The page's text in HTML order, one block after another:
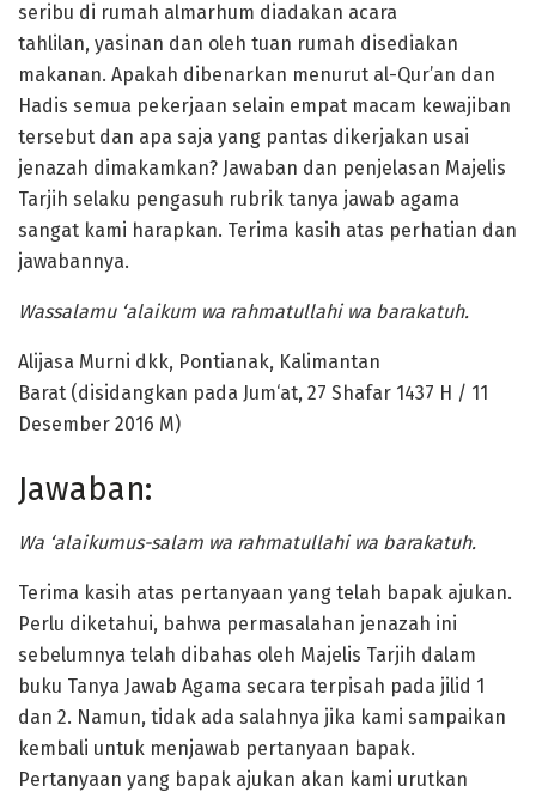
seribu di rumah almarhum diadakan acara
tahlilan, yasinan dan oleh tuan rumah disediakan
makanan. Apakah dibenarkan menurut al-Qur’an dan
Hadis semua pekerjaan selain empat macam kewajiban
tersebut dan apa saja yang pantas dikerjakan usai
jenazah dimakamkan? Jawaban dan penjelasan Majelis
Tarjih selaku pengasuh rubrik tanya jawab agama
sangat kami harapkan. Terima kasih atas perhatian dan
jawabannya.
Wassalamu ‘alaikum wa rahmatullahi wa barakatuh.
Alijasa Murni dkk, Pontianak, Kalimantan
Barat (disidangkan pada Jum‘at, 27 Shafar 1437 H / 11
Desember 2016 M)
Jawaban:
Wa ‘alaikumus-salam wa rahmatullahi wa barakatuh.
Terima kasih atas pertanyaan yang telah bapak ajukan.
Perlu diketahui, bahwa permasalahan jenazah ini
sebelumnya telah dibahas oleh Majelis Tarjih dalam
buku Tanya Jawab Agama secara terpisah pada jilid 1
dan 2. Namun, tidak ada salahnya jika kami sampaikan
kembali untuk menjawab pertanyaan bapak.
Pertanyaan yang bapak ajukan akan kami urutkan